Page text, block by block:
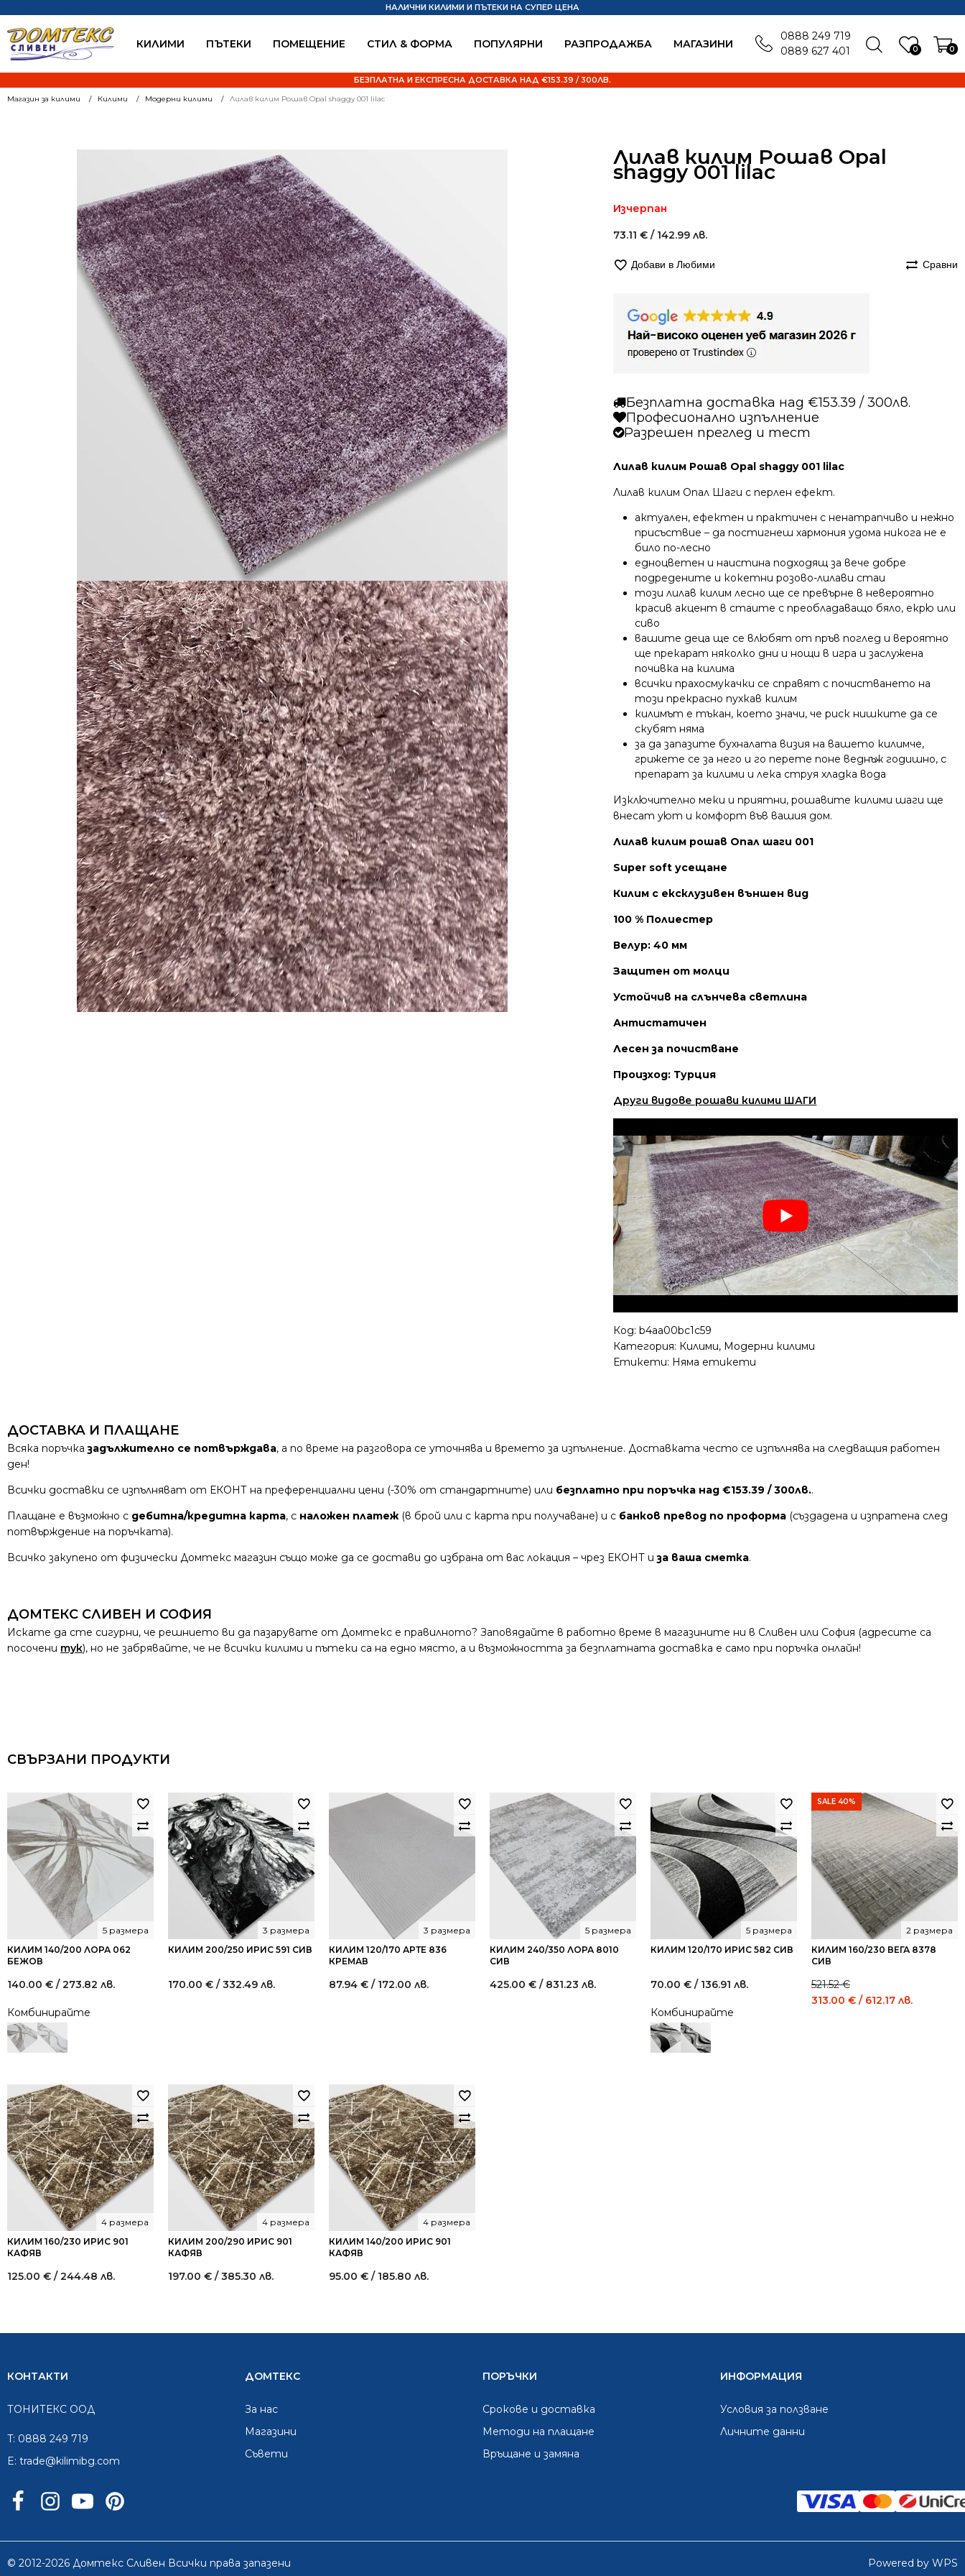
КИЛИМИ ПЪТЕКИ ПОМЕЩЕНИЕ СТИЛ & ФОРМА ПОПУЛЯРНИ РАЗПРОДАЖБА MАГАЗИНИ 0 0
НАЛИЧНИ КИЛИМИ И ПЪТЕКИ НА СУПЕР ЦЕНА
БЕЗПЛАТНА И ЕКСПРЕСНА ДОСТАВКА НАД €153.39 / 300ЛВ.
0888 249 719
0889 627 401
Магазин за килими Килими Модерни килими Лилав килим Рошав Opal shaggy 001 lilac
Лилав килим Рошав Opal
shaggy 001 lilac
Изчерпан
73.11€ / 142.99 лв.
Добави в Любими Сравни
Безплатна доставка над €153.39 / 300лв.
Професионално изпълнение
Разрешен преглед и тест
Лилав килим Рошав Opal shaggy 001 lilac
Лилав килим Опал Шаги с перлен ефект.
актуален, ефектен и практичен с ненатрапчиво и нежно
присъствие – да постигнеш хармония удома никога не е
било по-лесно
едноцветен и наистина подходящ за вече добре
подредените и кокетни розово-лилави стаи
този лилав килим лесно ще се превърне в невероятно
красив акцент в стаите с преобладаващо бяло, екрю или
сиво
вашите деца ще се влюбят от пръв поглед и вероятно
ще прекарат няколко дни и нощи в игра и заслужена
почивка на килима
всички прахосмукачки се справят с почистването на
този прекрасно пухкав килим
килимът е тъкан, което значи, че риск нишките да се
скубят няма
за да запазите бухналата визия на вашето килимче,
грижете се за него и го перете поне веднъж годишно, с
препарат за килими и лека струя хладка вода
Изключително меки и приятни, рошавите килими шаги ще
внесат уют и комфорт във вашия дом.
Лилав килим рошав Опал шаги 001
Super soft усещане
Килим с ексклузивен външен вид
100 % Полиестер
Велур: 40 мм
Защитен от молци
Устойчив на слънчева светлина
Антистатичен
Лесен за почистване
Произход: Турция
Други видове рошави килими ШАГИ
Код:b4aa00bc1c59
Категория: Килими, Модерни килими
Етикети: Няма етикети
ДОСТАВКА И ПЛАЩАНЕ
Всяка поръчказадължително се потвърждава, а по време на разговора се уточнява и времето за изпълнение. Доставката често се изпълнява на следващия работен
ден!
Всички доставки се изпълняват от ЕКОНТ на преференциални цени (-30% от стандартните) или безплатно при поръчка над €153.39 / 300лв..
Плащане е възможно с дебитна/кредитна карта, с наложен платеж (в брой или с карта при получаване) и с банков превод по проформа (създадена и изпратена след
потвърждение на поръчката).
Всичко закупено от физически Домтекс магазин също може да се достави до избрана от вас локация – чрез ЕКОНТ иза ваша сметка.
ДОМТЕКС СЛИВЕН И СОФИЯ
Искате да сте сигурни, че решнието ви да пазарувате от Домтекс е правилното? Заповядайте в работно време в магазините ни в Сливен или София (адресите са
посочени тук), но не забрявайте, че не всички килими и пътеки са на едно място, а и възможността за безплатната доставка е само при поръчка онлайн!
СВЪРЗАНИ ПРОДУКТИ
КИЛИМ 140/200 ЛОРА 062
БЕЖОВ
5 размера
140.00 € / 273.82 лв.
Комбинирайте
КИЛИМ 200/250 ИРИС 591 СИВ
3 размера
170.00 € / 332.49 лв.
КИЛИМ 120/170 АРТЕ 836
КРЕМАВ
3 размера
87.94 € / 172.00 лв.
КИЛИМ 240/350 ЛОРА 8010
СИВ
5 размера
425.00 € / 831.23 лв.
КИЛИМ 120/170 ИРИС 582 СИВ
5 размера
70.00 € / 136.91 лв.
Комбинирайте
SALE 40%
КИЛИМ 160/230 ВЕГА 8378
СИВ
2 размера
521.52€
Original
313.00 € / 612.17 лв.
КИЛИМ 160/230 ИРИС 901
КАФЯВ
4 размера
125.00 € / 244.48 лв.
КИЛИМ 200/290 ИРИС 901
КАФЯВ
4 размера
197.00 € / 385.30 лв.
КИЛИМ 140/200 ИРИС 901
КАФЯВ
4 размера
95.00 € / 185.80 лв.
КОНТАКТИ
ТОНИТЕКС ООД
T: 0888 249 719
E: trade@kilimibg.com
ДОМТЕКС
За нас
Mагазини
Съвети
ПОРЪЧКИ
Срокове и доставка
Методи на плащане
Връщане и замяна
ИНФОРМАЦИЯ
Условия за ползване
Личните данни
© 2012-2026 Домтекс Сливен Всички права запазени Powered by WPS